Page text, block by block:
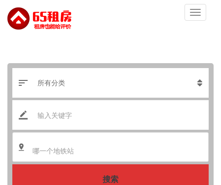
哪一个地铁站
搜索